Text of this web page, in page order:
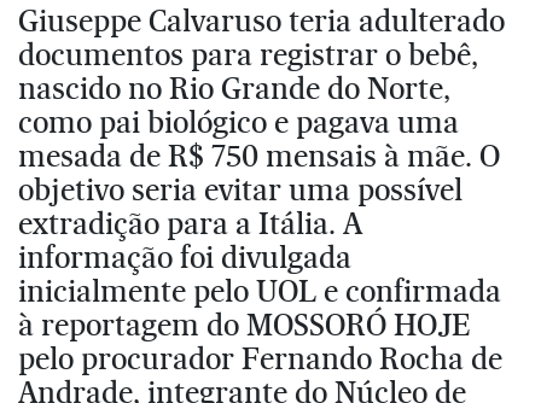
Giuseppe Calvaruso teria adulterado
documentos para registrar o bebê,
nascido no Rio Grande do Norte,
como pai biológico e pagava uma
mesada de R$ 750 mensais à mãe. O
objetivo seria evitar uma possível
extradição para a Itália. A
informação foi divulgada
inicialmente pelo UOL e confirmada
à reportagem do MOSSORÓ HOJE
pelo procurador Fernando Rocha de
Andrade, integrante do Núcleo de